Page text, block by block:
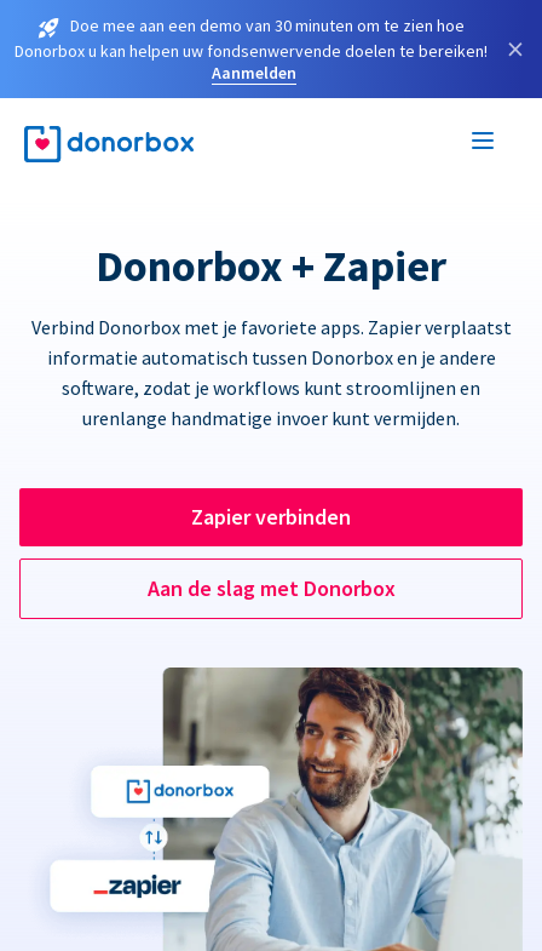
Doe mee aan een demo van 30 minuten om te zien hoe
Donorbox u kan helpen uw fondsenwervende doelen te bereiken!
Aanmelden
×
Donorbox + Zapier
Verbind Donorbox met je favoriete apps. Zapier verplaatst
informatie automatisch tussen Donorbox en je andere
software, zodat je workflows kunt stroomlijnen en
urenlange handmatige invoer kunt vermijden.
Zapier verbinden
Aan de slag met Donorbox